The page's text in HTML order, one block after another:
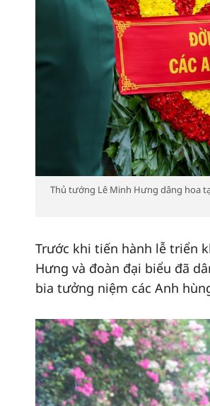
Thủ tướng Lê Minh Hưng dâng hoa
Trước khi tiến hành lễ triển
Hưng và đoàn đại biểu đã
bia tưởng niệm các Anh